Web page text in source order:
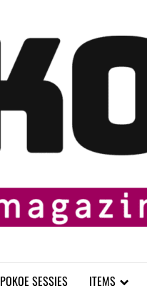
POKOE SESSIES ITEMS